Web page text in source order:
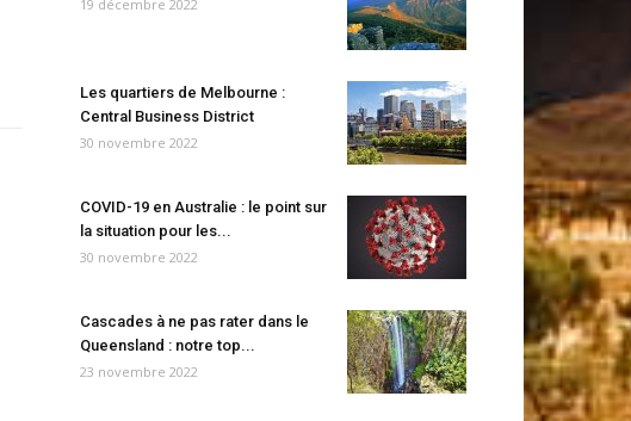
19 décembre 2022
Les quartiers de Melbourne :
Central Business District
30 novembre 2022
COVID-19 en Australie : le point sur
la situation pour les...
30 novembre 2022
Cascades à ne pas rater dans le
Queensland : notre top...
23 novembre 2022